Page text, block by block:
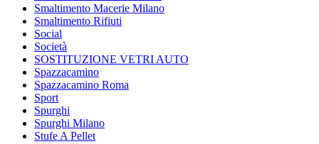
Smaltimento Macerie Milano
Smaltimento Rifiuti
Social
Società
SOSTITUZIONE VETRI AUTO
Spazzacamino
Spazzacamino Roma
Sport
Spurghi
Spurghi Milano
Stufe A Pellet